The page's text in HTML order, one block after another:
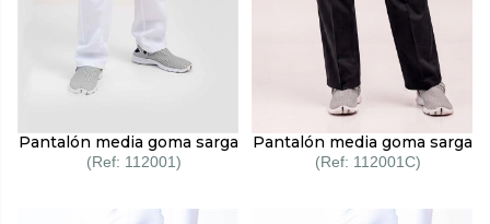
Pantalón media goma sarga
112001
Pantalón media goma sarga
112001C